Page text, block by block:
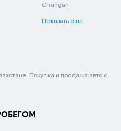
Changan
Показать еще
Покупка и продажа авто с